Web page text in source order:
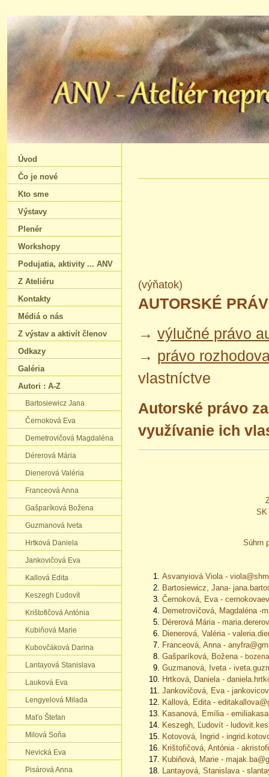
(výňatok)
AUTORSKÉ
→ výlučné právo
→ právo
vlastníctve
Autorské právo
využívanie ich
SK
Súhrn
Asvanyiová Viola -
Bartosiewicz, Jana-
Černoková, Eva-
Demetrovičová, Magdaléna-
Dérerová Mária -
Dienerová, Valéria-
Franceová, Anna-
Gašparíková, Božena-
Guzmanová, Iveta-
Hrtková, Daniela-
Jankovičová, Eva-
Kallová, Edita-
Kasanová, Emília -
Keszegh, Ľudovít -
Kotovová, Ingrid -
Krištofičová, Antónia-
​Kubiňová, Marie -
Lantayová, Stanislava -
Úvod
Čo je nové
Kto sme
Výstavy
Plenér
Workshopy
Podujatia‚ aktivity ... ANV
Z Ateliéru
Kontakty
Médiá o nás
Z výstav a aktivít členov
Odkazy
Galéria
Autori : A-Z
Bartosiewicz Jana
Černoková Eva
Demetrovičová Magdaléna
Dérerová Mária
Dienerová Valéria
Franceová Anna
Gašparíková Božena
Guzmanová Iveta
Hrtková Daniela
Jankovičová Eva
Kallová Edita
Keszegh Ľudovít
Krištofičová Antónia
​Kubiňová Marie
Kubovčáková Darina
Lantayová Stanislava
Lauková Eva
Lengyelová Milada
Maťo Štefan
Milová Soňa
Nevická Eva
Pisárová Anna